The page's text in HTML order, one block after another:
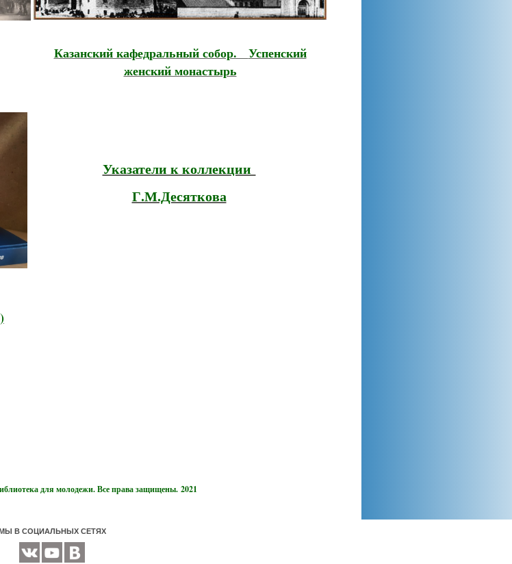
Казанский кафедральный собор. Успенский
женский монастырь
Указатели к коллекции
Г.М.Десяткова
для молодежи. Все права защищены. 2021
В СОЦИАЛЬНЫХ СЕТЯХ